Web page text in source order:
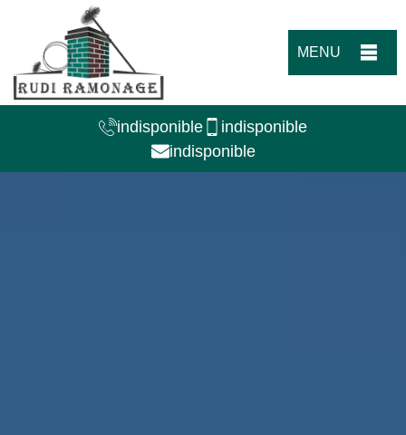
MENU
indisponible
indisponible
indisponible